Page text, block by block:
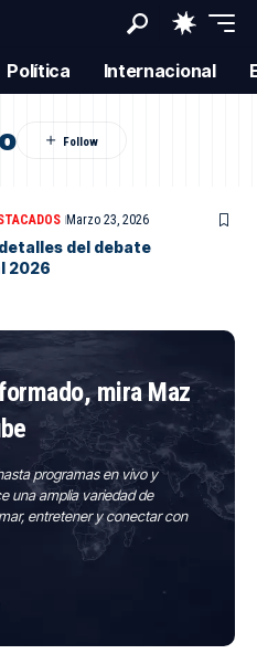
Política Internacional
Marzo 23, 2026
del debate
2026
mira Maz
programas en vivo y
una amplia variedad de
entretener y conectar con